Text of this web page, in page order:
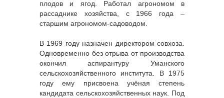
плодов и ягод. Работал агрономом в
рассаднике хозяйства, с 1966 года –
старшим агрономом-садоводом.
В 1969 году назначен директором совхоза.
Одновременно без отрыва от производства
окончил аспирантуру Уманского
сельскохозяйственного института. В 1975
году ему присвоена учёная степень
кандидата сельскохозяйственных наук. Под